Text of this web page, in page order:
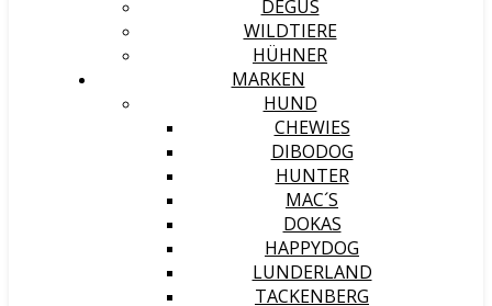
DEGUS
WILDTIERE
HÜHNER
MARKEN
HUND
CHEWIES
DIBODOG
HUNTER
MAC´S
DOKAS
HAPPYDOG
LUNDERLAND
TACKENBERG